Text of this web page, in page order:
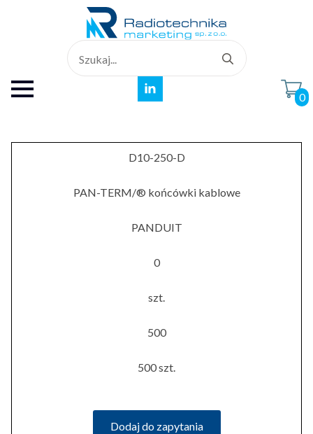
for:
0
D10-250-D
PAN-TERM/® końcówki kablowe
PANDUIT
0
szt.
500
500 szt.
Dodaj do zapytania